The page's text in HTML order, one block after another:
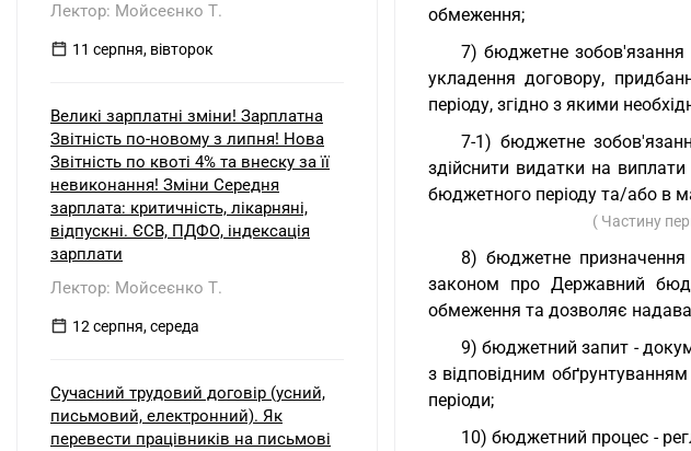
обмеження;
7) бюджетне зобов'язання
укладення договору,
періоду, згідно з якими
7-1) бюджетне
здійснити видатки на
бюджетного періоду та/або в
( Частину
8) бюджетне
законом про Державний
обмеження та дозволяє
9) бюджетний запит -
з відповідним
періоди;
10) бюджетний процес -
Лектор: Мойсеєнко Т.
11 серпня, вівторок
Великі зарплатні зміни! Зарплатна
Звітність по-новому з липня! Нова
Звітність по квоті 4% та внеску за її
невиконання! Зміни Середня
зарплата: критичність, лікарняні,
відпускні. ЄСВ, ПДФО, індексація
зарплати
Лектор: Мойсеєнко Т.
12 серпня, середа
Сучасний трудовий договір (усний,
письмовий, електронний). Як
перевести працівників на письмові